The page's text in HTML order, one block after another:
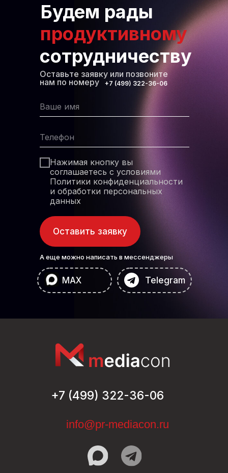
Будем рады
продуктивному
сотрудничеству
Нажимая кнопку вы
соглашаетесь с условиями
Политики конфиденциальности
и обработки персональных
данных
Оставить заявку
Оставьте заявку или позвоните
нам по номеру
+7 (499) 322-36-06
А еще можно написать в мессенджеры
MAX Telegram
Политика Конфиденциальности
Пользовательское соглашение